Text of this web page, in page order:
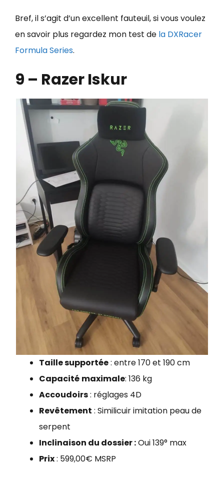
Bref, il s’agit d’un excellent fauteuil, si vous voulez
en savoir plus regardez mon test de la DXRacer
Formula Series.
9 – Razer Iskur
Taille supportée: entre 170 et 190 cm
Capacité maximale: 136 kg
Accoudoirs: réglages 4D
Revêtement : Similicuir imitation peau de
serpent
Inclinaison du dossier :Oui 139° max
Prix: 599,00€ MSRP